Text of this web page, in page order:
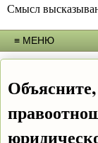
Смысл